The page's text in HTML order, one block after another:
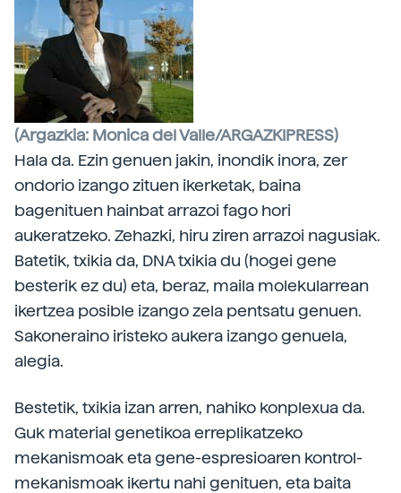
(Argazkia: Monica del Valle/ARGAZKIPRESS)
Hala da. Ezin genuen jakin, inondik inora, zer
ondorio izango zituen ikerketak, baina
bagenituen hainbat arrazoi fago hori
aukeratzeko. Zehazki, hiru ziren arrazoi nagusiak.
Batetik, txikia da, DNA txikia du (hogei gene
besterik ez du) eta, beraz, maila molekularrean
ikertzea posible izango zela pentsatu genuen.
Sakoneraino iristeko aukera izango genuela,
alegia.
Bestetik, txikia izan arren, nahiko konplexua da.
Guk material genetikoa erreplikatzeko
mekanismoak eta gene-espresioaren kontrol-
mekanismoak ikertu nahi genituen, eta baita